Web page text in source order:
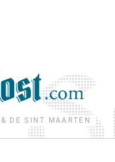
DE SINT MAARTEN